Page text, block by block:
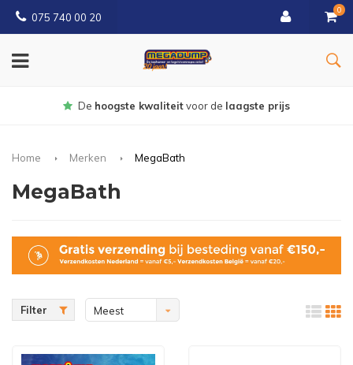
075 740 00 20
0
Gratisbezorgd vanaf € 150
Home Merken MegaBath
MegaBath
Filter
Meest